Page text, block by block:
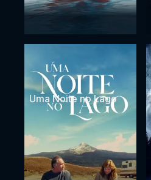
Uma Noite no Lago